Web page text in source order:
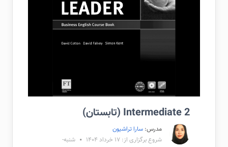
Intermediate 2 (تابستان)
مدرس: سارا تراشیون
شروع برگزاری از: ۱۷ خرداد ۱۴۰۴
شنبه-